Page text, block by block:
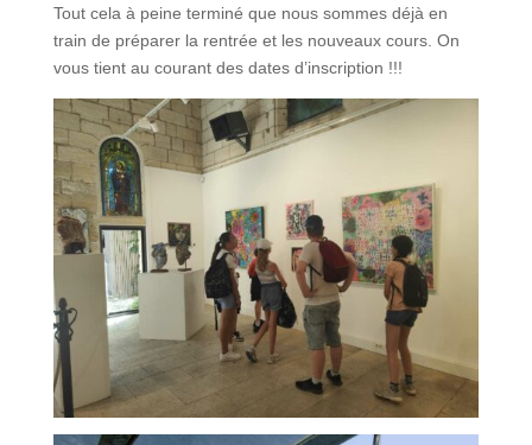
Tout cela à peine terminé que nous sommes déjà en
train de préparer la rentrée et les nouveaux cours. On
vous tient au courant des dates d’inscription !!!